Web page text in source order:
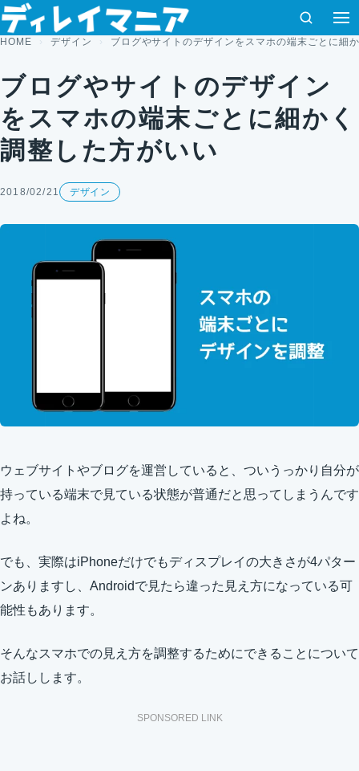
コンテンツへスキップ
検索
HOME デザイン ブログやサイトのデザインをスマホの端末ごとに細
ブログやサイトのデザイン
をスマホの端末ごとに細かく
調整した方がいい
2018/02/21 デザイン
ウェブサイトやブログを運営していると、ついうっかり自分が
持っている端末で見ている状態が普通だと思ってしまうんです
よね。
でも、実際はiPhoneだけでもディスプレイの大きさが4パター
ンありますし、Androidで見たら違った見え方になっている可
能性もあります。
そんなスマホでの見え方を調整するためにできることについて
お話しします。
SPONSORED LINK